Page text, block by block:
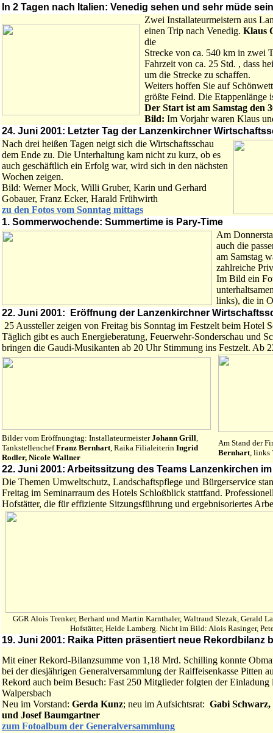
In 2 Tagen nach Italien: Venedig sehen und sehr müde
Zwei Installateurmeistern aus
einen Trip nach Venedig. Klaus
die
Strecke von ca. 540 km in zwei
Fahrzeit von ca. 25 Std. , dass
um die Strecke zu schaffen.
Weiters hoffen Sie auf
größte Feind. Die Etappenlänge
Der Start ist am Samstag den
Bild: Im Vorjahr waren Klaus
24. Juni 2001: Letzter Tag der Lanzenkirchner
Nach drei heißen Tagen neigt sich die Wirtschaftsschau
dem Ende zu. Die Unterhaltung kam nicht zu kurz, ob es
auch geschäftlich ein Erfolg war, wird sich in den nächsten
Wochen zeigen.
Bild: Werner Mock, Willi Gruber, Karin und Gerhard
Gobauer, Franz Ecker, Harald Frühwirth
zu den Fotos vom Sonntag mittags
1. Sommerwochende: Summertime is Pary-Time
Am
auch die
am Samstag
zahlreiche
Im Bild ein
links), die in
22. Juni 2001: Eröffnung der Lanzenkirchner
25 Aussteller zeigen von Freitag bis Sonntag im Festzelt beim Hotel
Täglich gibt es auch Energieberatung, Feuerwehr-Sonderschau und
bringen die Gaudi-Musikanten ab 20 Uhr Stimmung ins Festzelt. Ab
Bilder vom Eröffnungtag: InstallateurmeisterJohann Grill,
TankstellenchefFranz Bernhart, Raika Filialeiterin Ingrid
Rodler, Nicole Wallner
Am Stand der
Bernhart, links
22. Juni 2001: Arbeitssitzung des Teams Lanzenkirchen
Die Themen Umweltschutz, Landschaftspflege und Bürgerservice
Freitag im Seminarraum des Hotels Schloßblick stattfand.
Hofstätter, die für effiziente Sitzungsführung und ergebnisoriertes
GGR Alois Trenker, Berhard und Martin Karnthaler, Waltraud Slezak, Gerald
Hofstätter, Heide Lamberg. Nicht im Bild: Alois Rasinger,
19. Juni 2001: Raika Pitten präsentiert neue Rekordbilanz
Mit einer Rekord-Bilanzsumme von 1,18 Mrd. Schilling konnte
bei der diesjährigen Generalversammlung der Raiffeisenkasse Pitten
Rekord auch beim Besuch: Fast 250 Mitglieder folgten der Einladung
Walpersbach
Neu im Vorstand: Gerda Kunz; neu im Aufsichtsrat: Gabi
und Josef Baumgartner
zum Fotoalbum der Generalversammlung